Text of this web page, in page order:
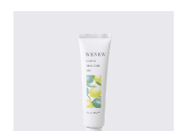
1」を最高濃度配合※2 豆乳発酵液「ソ
イセラム※1」は髪と頭皮にうるおいを
与え、 頭皮環境を健やかに保つ頭皮ケ
ア成分です。 ※1 保湿成分 ※2 スカル
プDボーテシリーズ内育毛剤において
■「30種類の天然由来成分」配合※ ※
1-カッコンエキス、2-バンジロウ葉エキ